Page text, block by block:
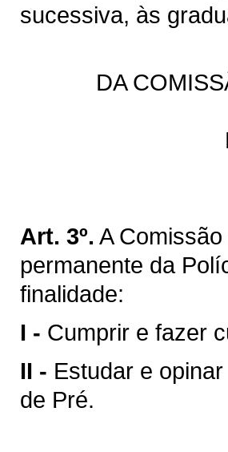
sucessiva, às
DA
Art. 3º. A
permanente da
finalidade:
I - Cumprir e fazer
II - Estudar e
de Pré.